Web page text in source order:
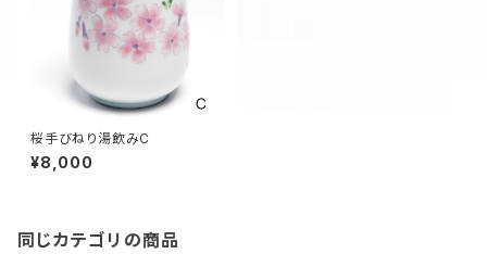
桜手びねり湯飲みC
¥8,000
同じカテゴリの商品